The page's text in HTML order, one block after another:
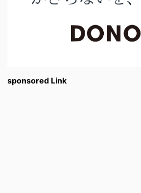
sponsored Link